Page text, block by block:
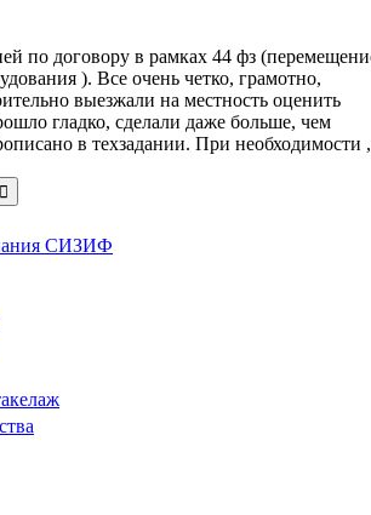
по договору в рамках 44 фз
). Все очень четко, грамотно,
выезжали на местность оценить
гладко, сделали даже больше, чем
в техзадании. При необходимости ,